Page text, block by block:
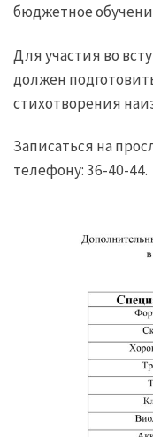
бюджетное
Для участия во
должен
стихотворения
Записаться на
телефону: 36-40-44.